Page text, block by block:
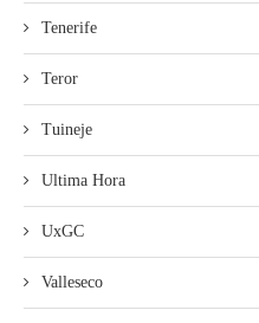
Tenerife
Teror
Tuineje
Ultima Hora
UxGC
Valleseco